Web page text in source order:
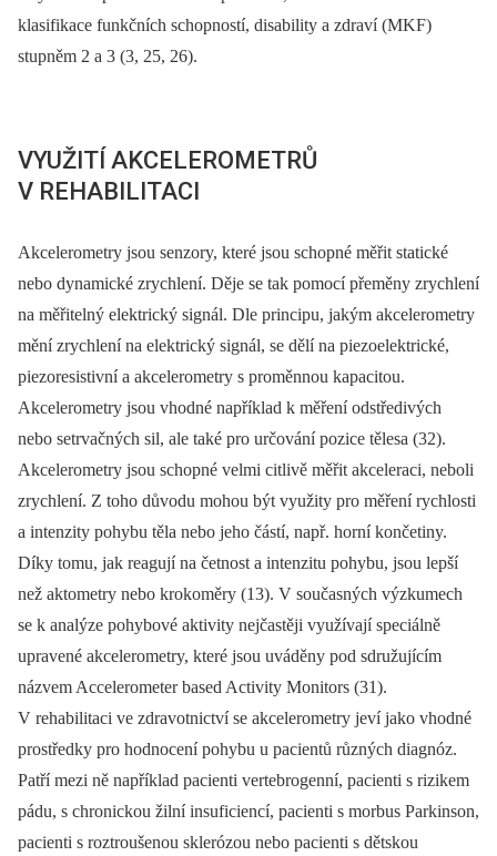
klasifikace funkčních schopností, disability a zdraví (MKF)
stupněm 2 a 3 (3, 25, 26).
VYUŽITÍ AKCELEROMETRŮ
V REHABILITACI
Akcelerometry jsou senzory, které jsou schopné měřit statické
nebo dynamické zrychlení. Děje se tak pomocí přeměny zrychlení
na měřitelný elektrický signál. Dle principu, jakým akcelerometry
mění zrychlení na elektrický signál, se dělí na piezoelektrické,
piezoresistivní a akcelerometry s proměnnou kapacitou.
Akcelerometry jsou vhodné například k měření odstředivých
nebo setrvačných sil, ale také pro určování pozice tělesa (32).
Akcelerometry jsou schopné velmi citlivě měřit akceleraci, neboli
zrychlení. Z toho důvodu mohou být využity pro měření rychlosti
a intenzity pohybu těla nebo jeho částí, např. horní končetiny.
Díky tomu, jak reagují na četnost a intenzitu pohybu, jsou lepší
než aktometry nebo krokoměry (13). V současných výzkumech
se k analýze pohybové aktivity nejčastěji využívají speciálně
upravené akcelerometry, které jsou uváděny pod sdružujícím
názvem Accelerometer based Activity Monitors (31).
V rehabilitaci ve zdravotnictví se akcelerometry jeví jako vhodné
prostředky pro hodnocení pohybu u pacientů různých diagnóz.
Patří mezi ně například pacienti vertebrogenní, pacienti s rizikem
pádu, s chronickou žilní insuficiencí, pacienti s morbus Parkinson,
pacienti s roztroušenou sklerózou nebo pacienti s dětskou